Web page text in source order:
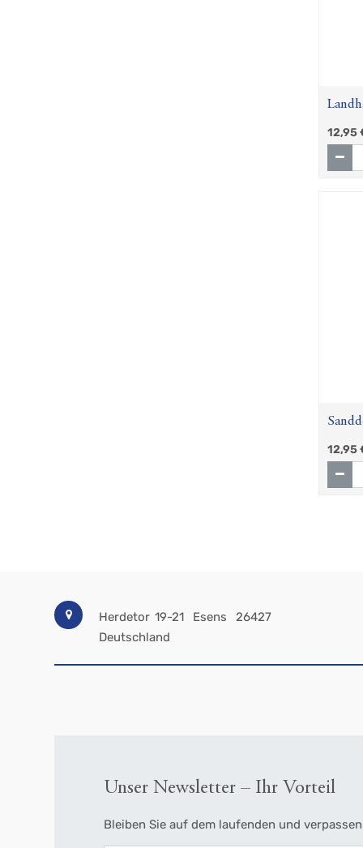
0,35 l
12,95
12,95
Herdetor 19-21 Esens
26427
Deutschland
Unser Newsletter – Ihr Vorteil
Bleiben Sie auf dem laufenden und